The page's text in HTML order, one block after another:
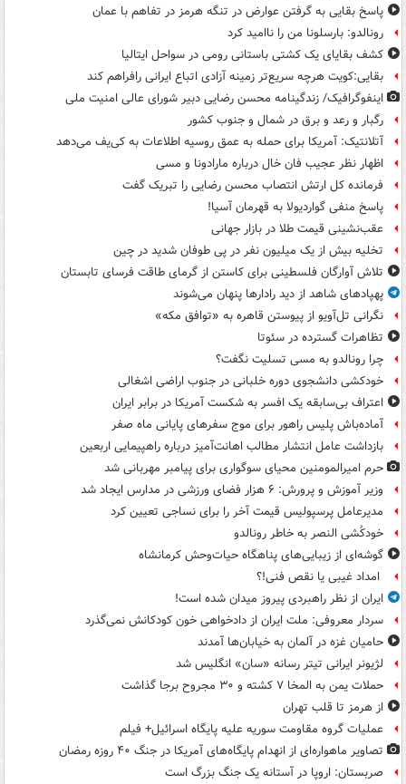
پاسخ بقایی به گرفتن عوارض در تنگه هرمز در تفاهم با عمان
رونالدو: بارسلونا من را ناامید کرد
کشف بقایای یک کشتی باستانی رومی در سواحل ایتالیا
بقایی:کویت هرچه سریع‌تر زمینه آزادی اتباع ایرانی رافراهم کند
اینفوگرافیک/ زندگینامه محسن رضایی دبیر شورای عالی امنیت‌ ملی
رگبار و رعد و برق در شمال و جنوب کشور
آتلانتیک: آمریکا برای حمله به عمق روسیه اطلاعات به کی‌یف می‌دهد
اظهار نظر عجیب فان خال درباره مارادونا و مسی
فرمانده کل ارتش انتصاب محسن رضایی را تبریک گفت
پاسخ منفی گواردیولا به قهرمان آسیا!
عقب‌نشینی قیمت طلا در بازار جهانی
تخلیه بیش از یک میلیون نفر در پی طوفان شدید در چین
تلاش آوارگان فلسطینی برای کاستن از گرمای طاقت فرسای تابستان
پهپادهای شاهد از دید رادارها پنهان می‌شوند
نگرانی تل‌آویو از پیوستن قاهره به «توافق مکه»
تظاهرات گسترده در سئوتا
چرا رونالدو به مسی تسلیت نگفت؟
خودکشی دانشجوی دوره خلبانی در جنوب اراضی اشغالی
اعتراف بی‌سابقه یک افسر به شکست آمریکا در برابر ایران
آماده‌باش پلیس راهور برای موج سفرهای پایانی ماه صفر
بازداشت عامل انتشار مطالب اهانت‌آمیز درباره راهپیمایی اربعین
حرم امیرالمومنین محیای سوگواری برای پیامبر مهربانی شد
وزیر آموزش و پرورش: ۶ هزار فضای ورزشی در مدارس ایجاد شد
مدیرعامل پرسپولیس قیمت آخر را برای نساجی تعیین کرد
خودکُشی النصر به خاطر رونالدو
گوشه‌ای از زیبایی‌های پناهگاه‌ حیات‌وحش کرمانشاه
امداد غیبی یا نقص فنی!؟
ایران از نظر راهبردی پیروز میدان شده است!
سردار معروفی: ملت ایران از دادخواهی خون کودکانش نمی‌گذرد
حامیان غزه در آلمان به خیابان‌ها آمدند
لژیونر ایرانی تیتر رسانه «سان» انگلیس شد
حملات یمن به المخا ۷ کشته و ۳۰ مجروح برجا گذاشت
از هرمز تا قلب تهران
عملیات گروه مقاومت سوریه علیه پایگاه اسرائیل+ فیلم
تصاویر ماهواره‌ای از انهدام پایگاه‌های آمریکا در جنگ ۴۰ روزه رمضان
صربستان: اروپا در آستانه یک جنگ بزرگ است